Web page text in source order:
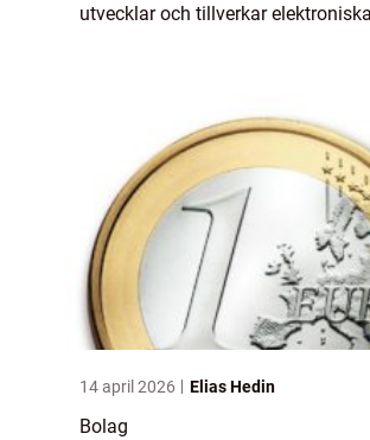
utvecklar och tillverkar
14 april 2026 Elias Hedin
Bolag